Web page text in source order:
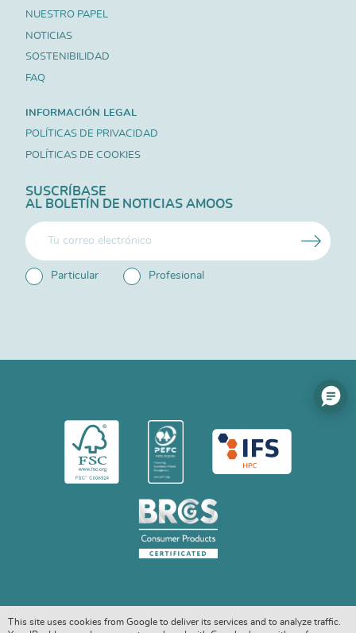
NUESTRO PAPEL
NOTICIAS
SOSTENIBILIDAD
FAQ
INFORMACIÓN LEGAL
POLÍTICAS DE PRIVACIDAD
POLÍTICAS DE COOKIES
SUSCRÍBASE
AL BOLETÍN DE NOTICIAS AMOOS
Particular Profesional
This site uses cookies from Google to deliver its services and to analyze traffic.